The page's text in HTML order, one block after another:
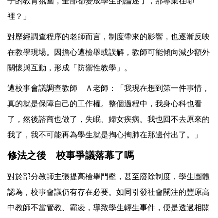
裡？」
對歷經調查程序的老師而言，制度帶來的影響，也逐漸反映
在教學現場。因擔心遭檢舉或誤解，教師可能傾向減少額外
關懷與互動，形成「防禦性教學」。
遭校事會議調查教師 Ａ老師：「我現在想到第一件事情，
真的就是保障自己的工作權。整個過程中，我身心科也看
了，然後諮商也做了，失眠、婦女疾病。我也回不去原來的
我了，我不可能再為學生就是掏心掏肺在那邊付出了。」
修法之後 校事爭議落幕了嗎
對於部分教師主張提高檢舉門檻，甚至廢除制度，學生團體
認為，校事會議仍有存在必要。如同引發社會關注的豐原高
中教師不當管教、霸凌，導致學生輕生事件，便是透過相關